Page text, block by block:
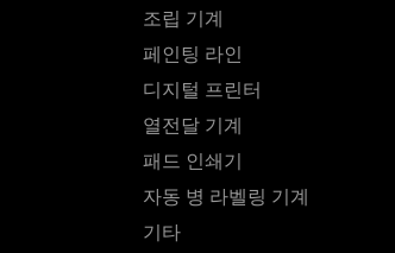
조립 기계
페인팅 라인
디지털 프린터
열전달 기계
패드 인쇄기
자동 병 라벨링 기계
기타